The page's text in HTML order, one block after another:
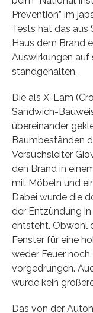
Prevention” im
Tests hat das
Haus dem Brand
Auswirkungen auf
standgehalten.
Die als X-Lam
Sandwich-
übereinander
Baumbeständen
Versuchsleiter
den Brand in
mit Möbeln und
Dabei wurde die
der Entzündung
entsteht. Obwohl
Fenster für eine
weder Feuer
vorgedrungen.
wurde kein
Das von der